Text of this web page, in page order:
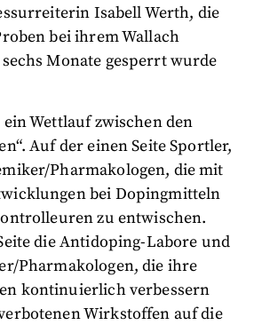
Isabell Werth, die
bei ihrem Wallach
Monate gesperrt wurde
Wettlauf zwischen den
Auf der einen Seite Sportler,
Pharmakologen, die mit
bei Dopingmitteln
zu entwischen.
die Antidoping-Labore und
Pharmakologen, die ihre
kontinuierlich verbessern
Wirkstoffen auf die